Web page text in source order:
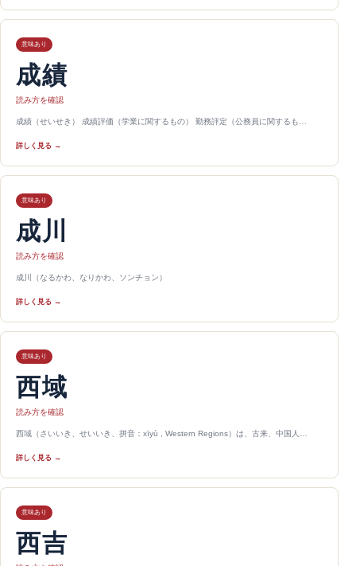
意味あり
成績
読み方を確認
成績（せいせき） 成績評価（学業に関するもの） 勤務評定（公務員に関するも…
詳しく見る →
意味あり
成川
読み方を確認
成川（なるかわ、なりかわ、ソンチョン）
詳しく見る →
意味あり
西域
読み方を確認
西域（さいいき、せいいき、拼音：xīyù , Western Regions）は、古来、中国人…
詳しく見る →
意味あり
西吉